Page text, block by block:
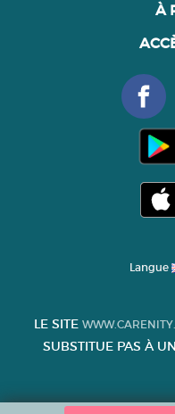
À
Langue
LE SITE
SUBSTITUE PAS À